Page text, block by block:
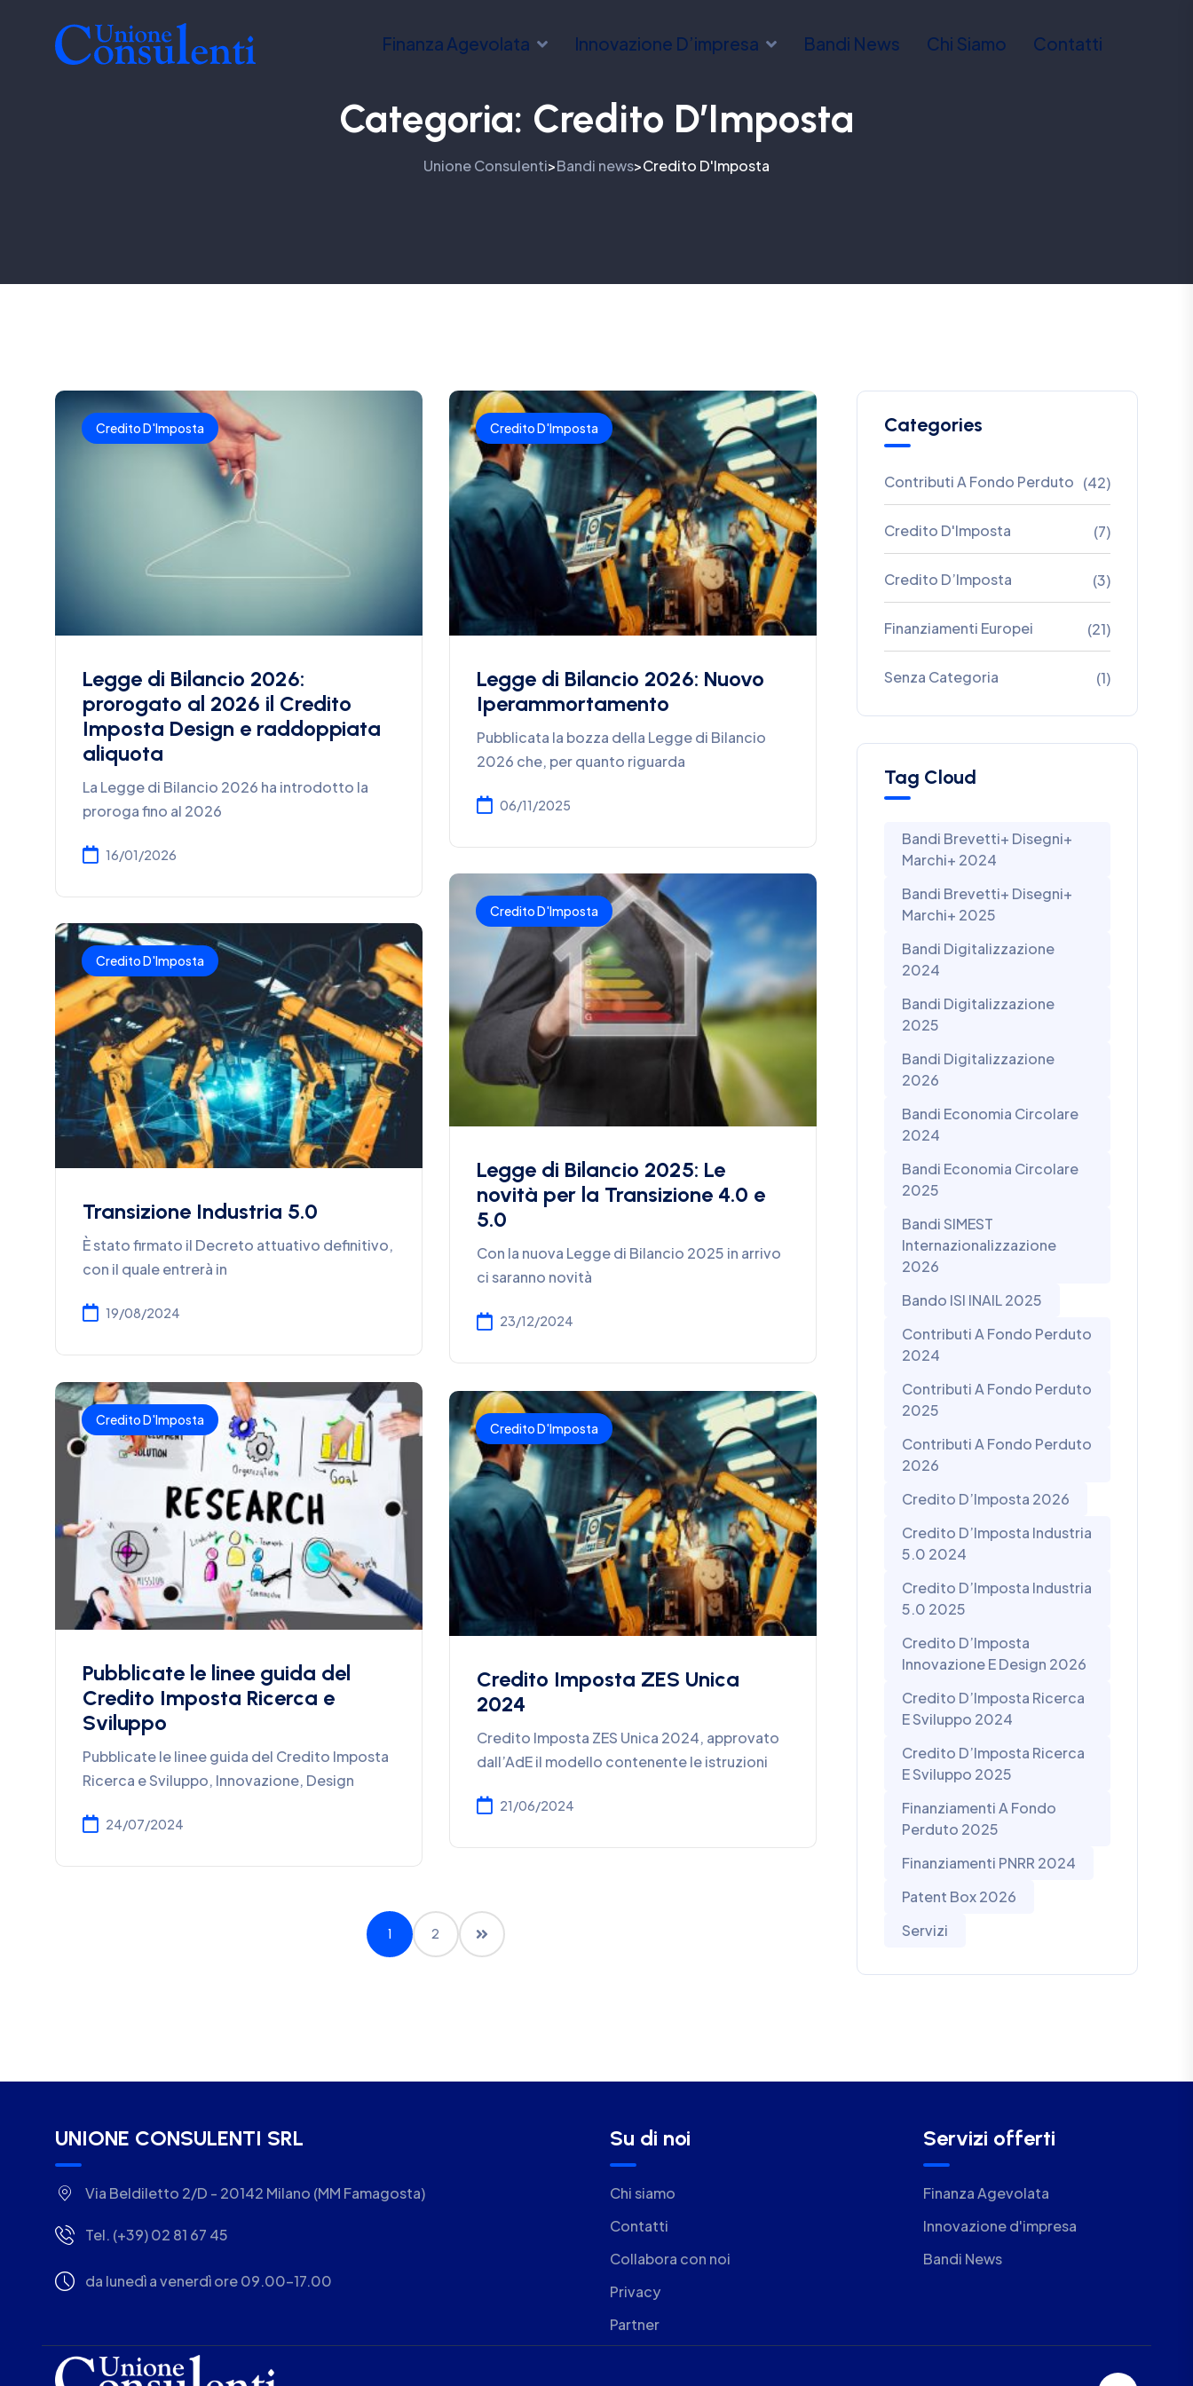
Finanza Agevolata Innovazione D’impresa Bandi News Chi Siamo Contatti
Categoria: Credito D’Imposta
Unione Consulenti>Bandi news>Credito D'Imposta
Credito D'Imposta
Legge di Bilancio 2026:
prorogato al 2026 il Credito
Imposta Design e raddoppiata
aliquota
La Legge di Bilancio 2026 ha introdotto la
proroga fino al 2026
16/01/2026
Credito D'Imposta
Legge di Bilancio 2026: Nuovo
Iperammortamento
Pubblicata la bozza della Legge di Bilancio
2026 che, per quanto riguarda
06/11/2025
Credito D'Imposta
Legge di Bilancio 2025: Le
novità per la Transizione 4.0 e
5.0
Con la nuova Legge di Bilancio 2025 in arrivo
ci saranno novità
23/12/2024
Credito D'Imposta
Transizione Industria 5.0
È stato firmato il Decreto attuativo definitivo,
con il quale entrerà in
19/08/2024
Credito D'Imposta
Pubblicate le linee guida del
Credito Imposta Ricerca e
Sviluppo
Pubblicate le linee guida del Credito Imposta
Ricerca e Sviluppo, Innovazione, Design
24/07/2024
Credito D'Imposta
Credito Imposta ZES Unica
2024
Credito Imposta ZES Unica 2024, approvato
dall’AdE il modello contenente le istruzioni
21/06/2024
1 2
Categories
Contributi A Fondo Perduto (42)
Credito D'Imposta (7)
Credito D’Imposta (3)
Finanziamenti Europei (21)
Senza Categoria (1)
Tag Cloud
Bandi Brevetti+ Disegni+
Marchi+ 2024
Bandi Brevetti+ Disegni+
Marchi+ 2025
Bandi Digitalizzazione
2024
Bandi Digitalizzazione
2025
Bandi Digitalizzazione
2026
Bandi Economia Circolare
2024
Bandi Economia Circolare
2025
Bandi SIMEST
Internazionalizzazione
2026
Bando ISI INAIL 2025
Contributi A Fondo Perduto
2024
Contributi A Fondo Perduto
2025
Contributi A Fondo Perduto
2026
Credito D’Imposta 2026
Credito D’Imposta Industria
5.0 2024
Credito D’Imposta Industria
5.0 2025
Credito D’Imposta
Innovazione E Design 2026
Credito D’Imposta Ricerca
E Sviluppo 2024
Credito D’Imposta Ricerca
E Sviluppo 2025
Finanziamenti A Fondo
Perduto 2025
Finanziamenti PNRR 2024
Patent Box 2026
Servizi
UNIONE CONSULENTI SRL
Via Beldiletto 2/D - 20142 Milano (MM Famagosta)
Tel. (+39) 02 81 67 45
da lunedì a venerdì ore 09.00-17.00
Su di noi
Chi siamo
Contatti
Collabora con noi
Privacy
Partner
Servizi offerti
Finanza Agevolata
Innovazione d'impresa
Bandi News